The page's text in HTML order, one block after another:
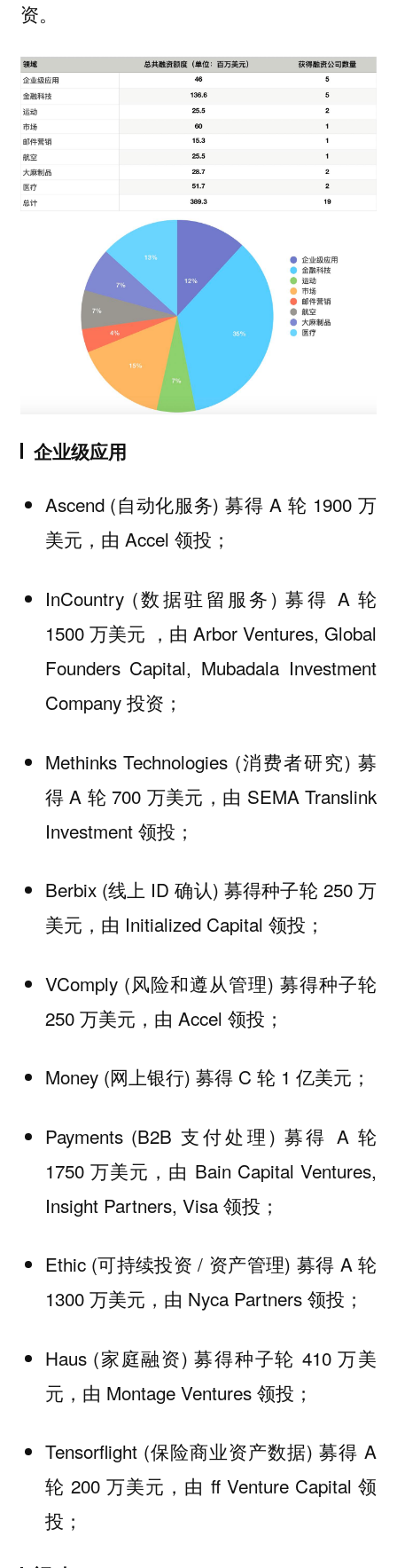
资。
企业级应用
Ascend (自动化服务) 募得 A 轮 1900 万
美元，由 Accel 领投；
InCountry (数据驻留服务) 募得 A 轮
1500 万美元 ，由 Arbor Ventures, Global
Founders Capital, Mubadala Investment
Company 投资；
Methinks Technologies (消费者研究) 募
得 A 轮 700 万美元，由 SEMA Translink
Investment 领投；
Berbix (线上 ID 确认) 募得种子轮 250 万
美元，由 Initialized Capital 领投；
VComply (风险和遵从管理) 募得种子轮
250 万美元，由 Accel 领投；
Money (网上银行) 募得 C 轮 1 亿美元；
Payments (B2B 支付处理) 募得 A 轮
1750 万美元，由 Bain Capital Ventures,
Insight Partners, Visa 领投；
Ethic (可持续投资 / 资产管理) 募得 A 轮
1300 万美元，由 Nyca Partners 领投；
Haus (家庭融资) 募得种子轮 410 万美
元，由 Montage Ventures 领投；
Tensorflight (保险商业资产数据) 募得 A
轮 200 万美元，由 ff Venture Capital 领
投；